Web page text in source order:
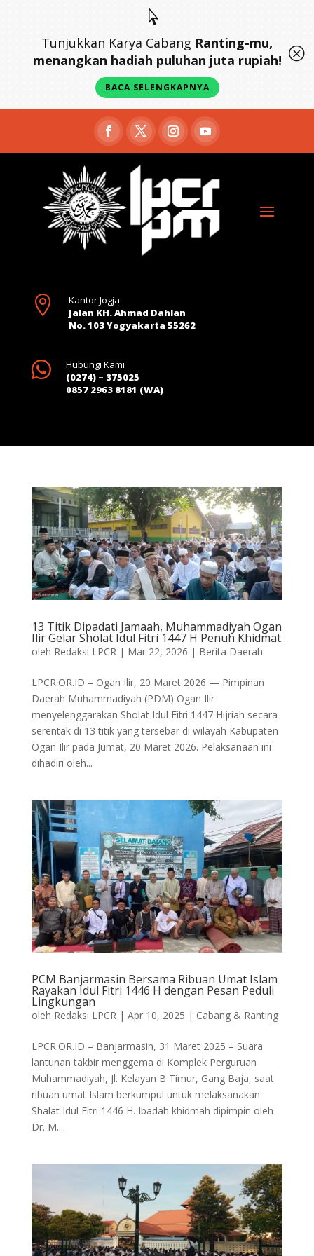

Tunjukkan Karya Cabang Ranting-mu,
menangkan hadiah puluhan juta rupiah!
BACA SELENGKAPNYA
Q

Kantor Jogja
Jalan KH. Ahmad Dahlan
No. 103 Yogyakarta 55262

Hubungi Kami
(0274) – 375025
0857 2963 8181 (WA)
13 Titik Dipadati Jamaah, Muhammadiyah Ogan
Ilir Gelar Sholat Idul Fitri 1447 H Penuh Khidmat
oleh Redaksi LPCR| Mar 22, 2026 | Berita Daerah
LPCR.OR.ID – Ogan Ilir, 20 Maret 2026 — Pimpinan
Daerah Muhammadiyah (PDM) Ogan Ilir
menyelenggarakan Sholat Idul Fitri 1447 Hijriah secara
serentak di 13 titik yang tersebar di wilayah Kabupaten
Ogan Ilir pada Jumat, 20 Maret 2026. Pelaksanaan ini
dihadiri oleh...
PCM Banjarmasin Bersama Ribuan Umat Islam
Rayakan Idul Fitri 1446 H dengan Pesan Peduli
Lingkungan
oleh Redaksi LPCR | Apr 10, 2025 | Cabang & Ranting
LPCR.OR.ID – Banjarmasin, 31 Maret 2025 – Suara
lantunan takbir menggema di Komplek Perguruan
Muhammadiyah, Jl. Kelayan B Timur, Gang Baja, saat
ribuan umat Islam berkumpul untuk melaksanakan
Shalat Idul Fitri 1446 H. Ibadah khidmah dipimpin oleh
Dr. M....